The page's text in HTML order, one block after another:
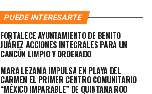
PUEDE INTERESARTE
FORTALECE AYUNTAMIENTO DE BENITO
JUÁREZ ACCIONES INTEGRALES PARA UN
CANCÚN LIMPIO Y ORDENADO
MARA LEZAMA IMPULSA EN PLAYA DEL
CARMEN EL PRIMER CENTRO COMUNITARIO
“MÉXICO IMPARABLE” DE QUINTANA ROO